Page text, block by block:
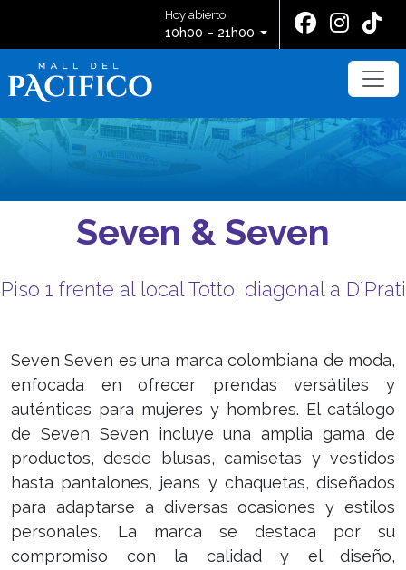
Hoy abierto
10h00 – 21h00
Seven & Seven
Piso 1 frente al local Totto, diagonal a D´Prati
Seven Seven es una marca colombiana de moda,
enfocada en ofrecer prendas versátiles y
auténticas para mujeres y hombres. El catálogo
de Seven Seven incluye una amplia gama de
productos, desde blusas, camisetas y vestidos
hasta pantalones, jeans y chaquetas, diseñados
para adaptarse a diversas ocasiones y estilos
personales. La marca se destaca por su
compromiso con la calidad y el diseño,